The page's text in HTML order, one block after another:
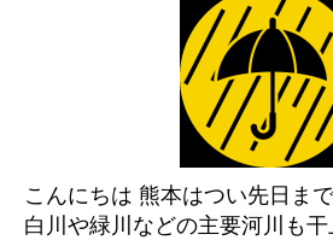
こんにちは 熊本はつい先日ま
白川や緑川などの主要河川も